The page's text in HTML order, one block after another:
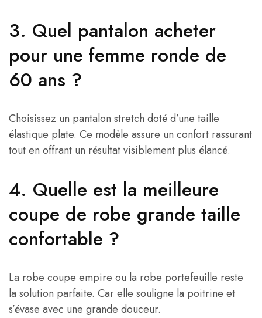
3. Quel pantalon acheter
pour une femme ronde de
60 ans ?
Choisissez un pantalon stretch doté d’une taille
élastique plate. Ce modèle assure un confort rassurant
tout en offrant un résultat visiblement plus élancé.
4. Quelle est la meilleure
coupe de robe grande taille
confortable ?
La robe coupe empire ou la robe portefeuille reste
la solution parfaite. Car elle souligne la poitrine et
s’évase avec une grande douceur.